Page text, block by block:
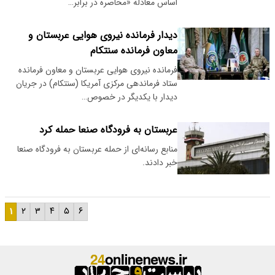
دیدار فرمانده نیروی هوایی عربستان و
معاون فرمانده سنتکام
فرمانده نیروی هوایی عربستان و معاون فرمانده
ستاد فرماندهی مرکزی آمریکا (سنتکام) در جریان
دیدار با یکدیگر در خصوص…
عربستان به فرودگاه صنعا حمله کرد
منابع رسانه‌ای از حمله عربستان به فرودگاه صنعا
خبر دادند.
۱ ۲ ۳ ۴ ۵ ۶